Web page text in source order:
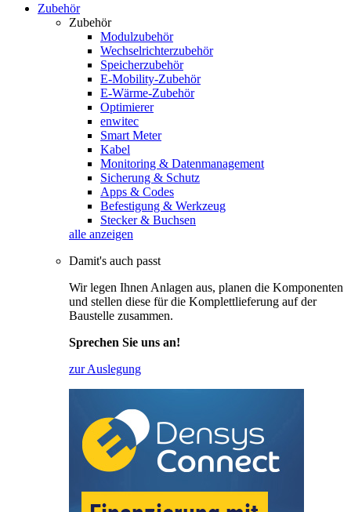
Zubehör
Zubehör
Modulzubehör
Wechselrichterzubehör
Speicherzubehör
E-Mobility-Zubehör
E-Wärme-Zubehör
Optimierer
enwitec
Smart Meter
Kabel
Monitoring & Datenmanagement
Sicherung & Schutz
Apps & Codes
Befestigung & Werkzeug
Stecker & Buchsen
alle anzeigen
Damit's auch passt
Wir legen Ihnen Anlagen aus, planen die Komponenten
und stellen diese für die Komplettlieferung auf der
Baustelle zusammen.
Sprechen Sie uns an!
zur Auslegung